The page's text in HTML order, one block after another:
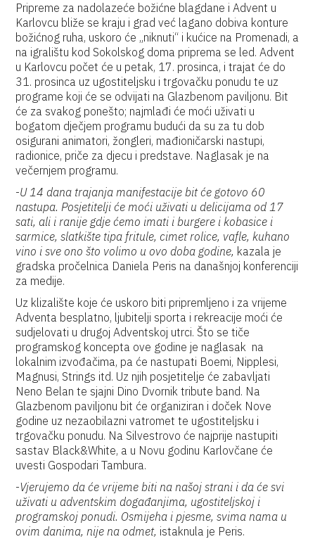
Pripreme za nadolazeće božićne blagdane i Advent u
Karlovcu bliže se kraju i grad već lagano dobiva konture
božićnog ruha, uskoro će „niknuti“ i kućice na Promenadi, a
na igralištu kod Sokolskog doma priprema se led. Advent
u Karlovcu počet će u petak, 17. prosinca, i trajat će do
31. prosinca uz ugostiteljsku i trgovačku ponudu te uz
programe koji će se odvijati na Glazbenom paviljonu. Bit
će za svakog ponešto; najmlađi će moći uživati u
bogatom dječjem programu budući da su za tu dob
osigurani animatori, žongleri, mađioničarski nastupi,
radionice, priče za djecu i predstave. Naglasak je na
večernjem programu.
-U 14 dana trajanja manifestacije bit će gotovo 60
nastupa. Posjetitelji će moći uživati u delicijama od 17
sati, ali i ranije gdje ćemo imati i burgere i kobasice i
sarmice, slatkište tipa fritule, cimet rolice, vafle, kuhano
vino i sve ono što volimo u ovo doba godine, kazala je
gradska pročelnica Daniela Peris na današnjoj konferenciji
za medije.
Uz klizalište koje će uskoro biti pripremljeno i za vrijeme
Adventa besplatno, ljubitelji sporta i rekreacije moći će
sudjelovati u drugoj Adventskoj utrci. Što se tiče
programskog koncepta ove godine je naglasak na
lokalnim izvođačima, pa će nastupati Boemi, Nipplesi,
Magnusi, Strings itd. Uz njih posjetitelje će zabavljati
Neno Belan te sjajni Dino Dvornik tribute band. Na
Glazbenom paviljonu bit će organiziran i doček Nove
godine uz nezaobilazni vatromet te ugostiteljsku i
trgovačku ponudu. Na Silvestrovo će najprije nastupiti
sastav Black&White, a u Novu godinu Karlovčane će
uvesti Gospodari Tambura.
-Vjerujemo da će vrijeme biti na našoj strani i da će svi
uživati u adventskim događanjima, ugostiteljskoj i
programskoj ponudi. Osmijeha i pjesme, svima nama u
ovim danima, nije na odmet, istaknula je Peris.